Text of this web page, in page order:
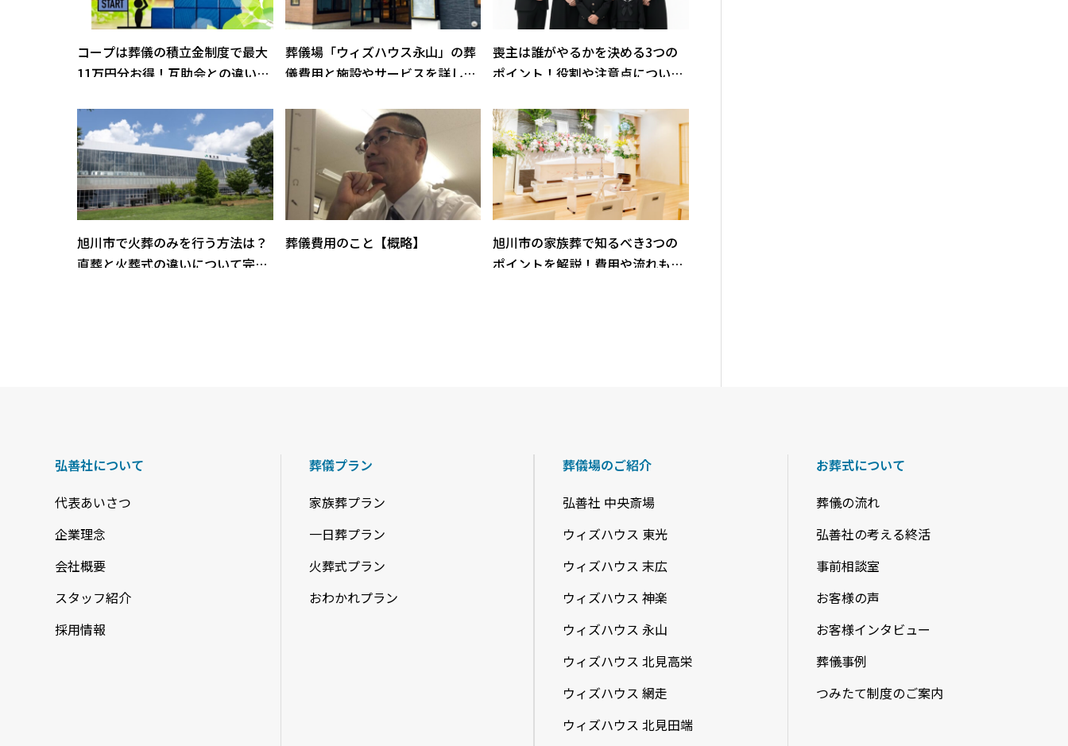
コープは葬儀の積立金制度で最大
11万円分お得！互助会との違いと
葬儀場「ウィズハウス永山」の葬
儀費用と施設やサービスを詳しく
喪主は誰がやるかを決める3つの
ポイント！役割や注意点について
旭川市で火葬のみを行う方法は？
直葬と火葬式の違いについて完全
葬儀費用のこと【概略】
旭川市の家族葬で知るべき3つの
ポイントを解説！費用や流れもご
弘善社について
代表あいさつ
企業理念
会社概要
スタッフ紹介
採用情報
葬儀プラン
家族葬プラン
一日葬プラン
火葬式プラン
おわかれプラン
葬儀場のご紹介
弘善社 中央斎場
ウィズハウス 東光
ウィズハウス 末広
ウィズハウス 神楽
ウィズハウス 永山
ウィズハウス 北見高栄
ウィズハウス 網走
ウィズハウス 北見田端
お葬式について
葬儀の流れ
弘善社の考える終活
事前相談室
お客様の声
お客様インタビュー
葬儀事例
つみたて制度のご案内